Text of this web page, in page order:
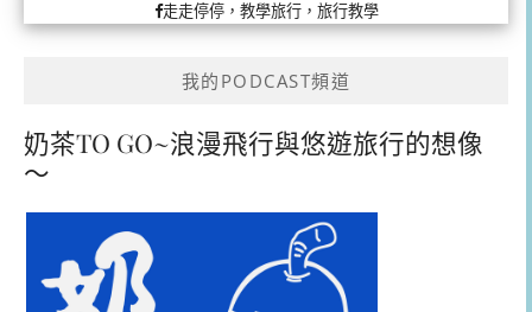
走走停停，教學旅行，旅行教學
我的PODCAST頻道
奶茶TO GO~浪漫飛行與悠遊旅行的想像
～